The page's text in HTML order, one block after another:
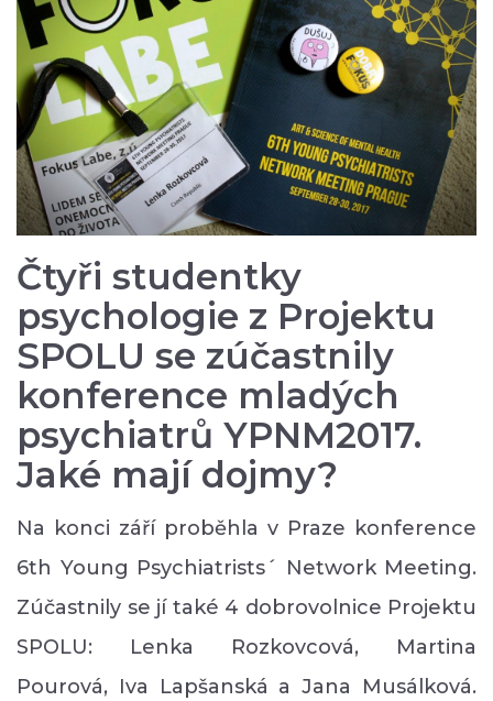
Čtyři studentky
psychologie z Projektu
SPOLU se zúčastnily
konference mladých
psychiatrů YPNM2017.
Jaké mají dojmy?
Na konci září proběhla v Praze konference
6th Young Psychiatrists´ Network Meeting.
Zúčastnily se jí také 4 dobrovolnice Projektu
SPOLU: Lenka Rozkovcová, Martina
Pourová, Iva Lapšanská a Jana Musálková.